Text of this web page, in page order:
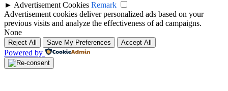
► Advertisement Cookies Remark
Advertisement cookies deliver personalized ads based on your
previous visits and analyze the effectiveness of ad campaigns.
None
Reject All Save My Preferences Accept All
Powered by